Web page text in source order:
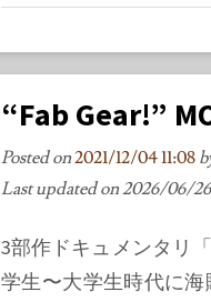
“Fab Gear!”
Posted on2021/12/04 11:08
Last updated on2026/06/26
3部作ドキュメンタリ
学生〜大学生時代に